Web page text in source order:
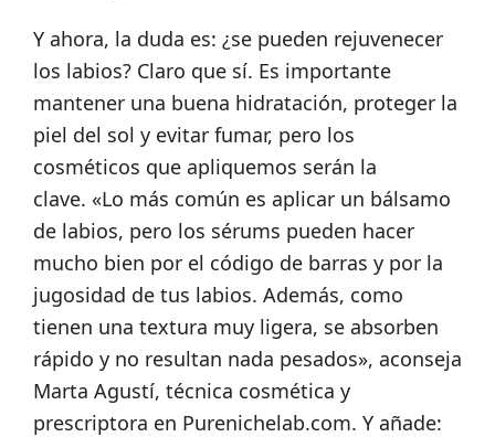
Y ahora, la duda es: ¿se pueden rejuvenecer
los labios? Claro que sí. Es importante
mantener una buena hidratación, proteger la
piel del sol y evitar fumar, pero los
cosméticos que apliquemos serán la
clave. «Lo más común es aplicar un bálsamo
de labios, pero los sérums pueden hacer
mucho bien por el código de barras y por la
jugosidad de tus labios. Además, como
tienen una textura muy ligera, se absorben
rápido y no resultan nada pesados», aconseja
Marta Agustí, técnica cosmética y
prescriptora en Purenichelab.com. Y añade: